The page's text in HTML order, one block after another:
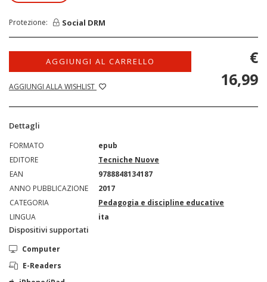
Protezione: Social DRM
AGGIUNGI AL CARRELLO
AGGIUNGI ALLA WISHLIST
€
16,99
Dettagli
FORMATO
epub
EDITORE
Tecniche Nuove
EAN
9788848134187
ANNO PUBBLICAZIONE
2017
CATEGORIA
Pedagogia e discipline educative
LINGUA
ita
Dispositivi supportati
Computer
E-Readers